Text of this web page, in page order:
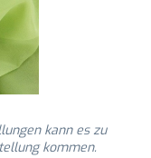
kann es zu
kommen.